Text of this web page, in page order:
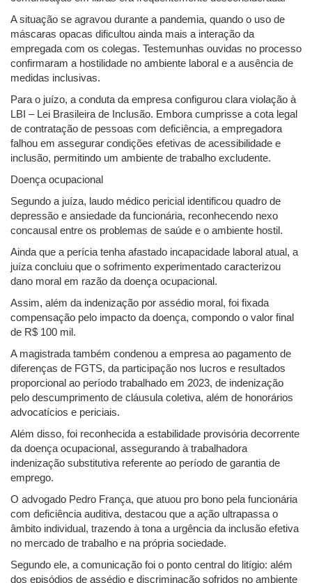
A situação se agravou durante a pandemia, quando o uso de
máscaras opacas dificultou ainda mais a interação da
empregada com os colegas. Testemunhas ouvidas no processo
confirmaram a hostilidade no ambiente laboral e a ausência de
medidas inclusivas.
Para o juízo, a conduta da empresa configurou clara violação à
LBI – Lei Brasileira de Inclusão. Embora cumprisse a cota legal
de contratação de pessoas com deficiência, a empregadora
falhou em assegurar condições efetivas de acessibilidade e
inclusão, permitindo um ambiente de trabalho excludente.
Doença ocupacional
Segundo a juíza, laudo médico pericial identificou quadro de
depressão e ansiedade da funcionária, reconhecendo nexo
concausal entre os problemas de saúde e o ambiente hostil.
Ainda que a perícia tenha afastado incapacidade laboral atual, a
juíza concluiu que o sofrimento experimentado caracterizou
dano moral em razão da doença ocupacional.
Assim, além da indenização por assédio moral, foi fixada
compensação pelo impacto da doença, compondo o valor final
de R$ 100 mil.
A magistrada também condenou a empresa ao pagamento de
diferenças de FGTS, da participação nos lucros e resultados
proporcional ao período trabalhado em 2023, de indenização
pelo descumprimento de cláusula coletiva, além de honorários
advocatícios e periciais.
Além disso, foi reconhecida a estabilidade provisória decorrente
da doença ocupacional, assegurando à trabalhadora
indenização substitutiva referente ao período de garantia de
emprego.
O advogado Pedro França, que atuou pro bono pela funcionária
com deficiência auditiva, destacou que a ação ultrapassa o
âmbito individual, trazendo à tona a urgência da inclusão efetiva
no mercado de trabalho e na própria sociedade.
Segundo ele, a comunicação foi o ponto central do litígio: além
dos episódios de assédio e discriminação sofridos no ambiente